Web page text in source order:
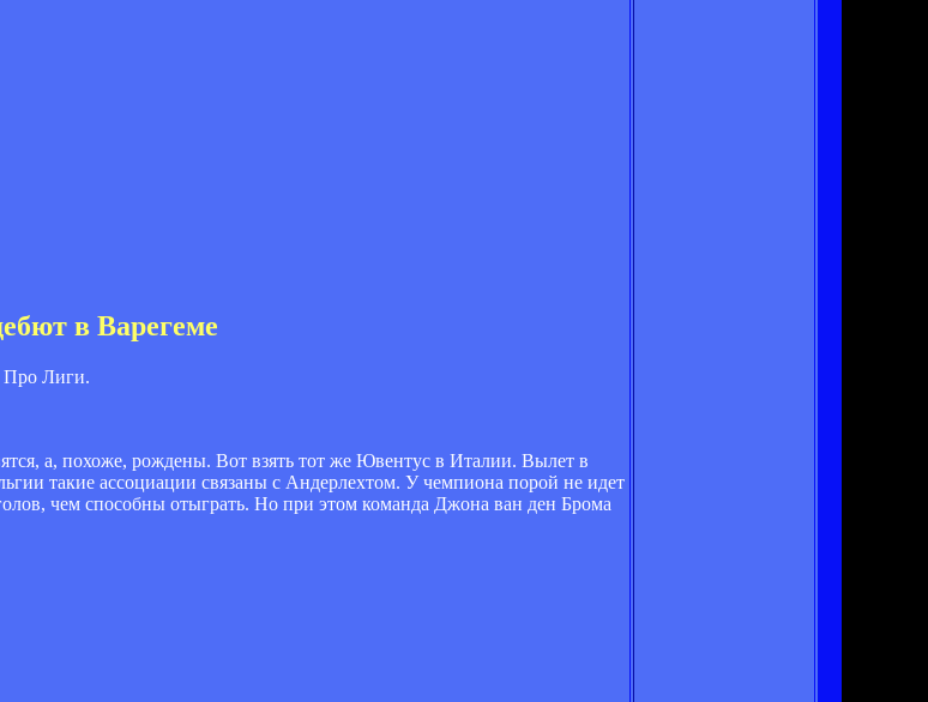
в Варегеме
Про Лиги.
а, похоже, рождены. Вот взять тот же Ювентус в Италии. Вылет в
такие ассоциации связаны с Андерлехтом. У чемпиона порой не идет
чем способны отыграть. Но при этом команда Джона ван ден Брома